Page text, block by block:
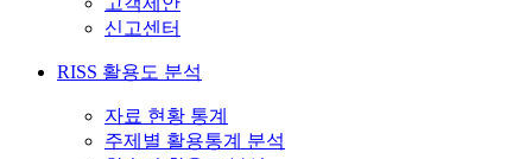
신고센터
RISS 활용도 분석
자료 현황 통계
주제별 활용통계 분석